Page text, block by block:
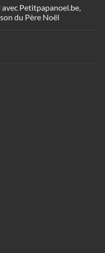
Petitpapanoel.be,
du Père Noël